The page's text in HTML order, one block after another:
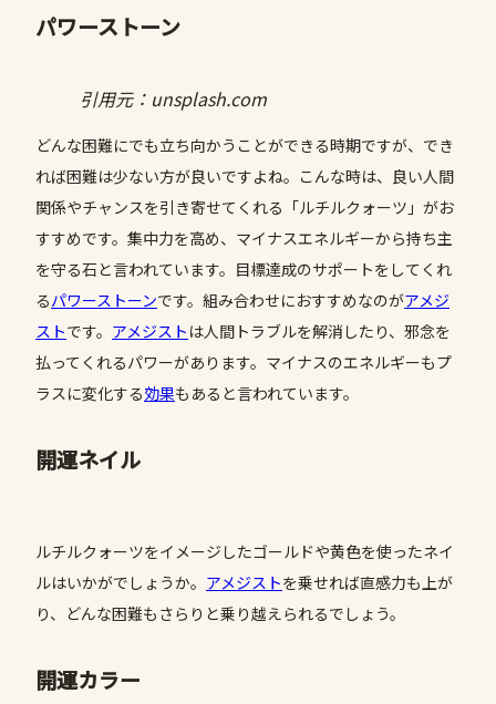
パワーストーン
引用元：unsplash.com
どんな困難にでも立ち向かうことができる時期ですが、でき
れば困難は少ない方が良いですよね。こんな時は、良い人間
関係やチャンスを引き寄せてくれる「ルチルクォーツ」がお
すすめです。集中力を高め、マイナスエネルギーから持ち主
を守る石と言われています。目標達成のサポートをしてくれ
るパワーストーンです。組み合わせにおすすめなのがアメジ
ストです。 アメジスト は人間トラブルを解消したり、邪念を
払ってくれるパワーがあります。マイナスのエネルギーもプ
ラスに変化する効果もあると言われています。
開運ネイル
ルチルクォーツをイメージしたゴールドや黄色を使ったネイ
ルはいかがでしょうか。 アメジストを乗せれば直感力も上が
り、どんな困難もさらりと乗り越えられるでしょう。
開運カラー